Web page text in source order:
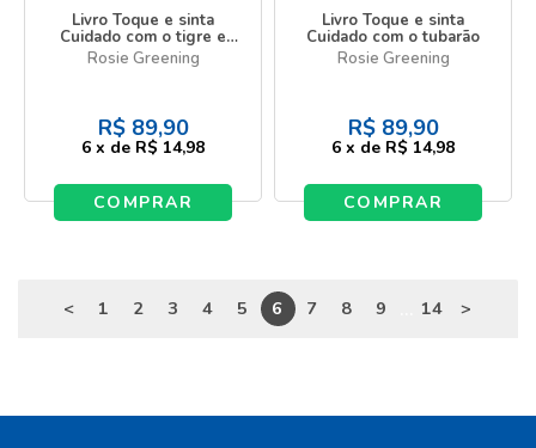
Livro Toque e sinta
Cuidado com o tigre e
seus amigos!
Rosie Greening
R$ 89,90
6 x de R$ 14,98
COMPRAR
Livro Toque e sinta
Cuidado com o tubarão
Rosie Greening
R$ 89,90
6 x de R$ 14,98
COMPRAR
< 1 2 3 4 5 6 7 8 9 14 >